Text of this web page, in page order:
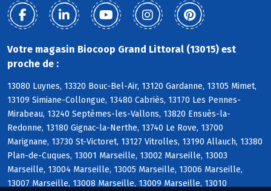
Votre magasin Biocoop Grand Littoral (13015) est
proche de :
13080 Luynes, 13320 Bouc-Bel-Air, 13120 Gardanne, 13105 Mimet,
13109 Simiane-Collongue, 13480 Cabriès, 13170 Les Pennes-
Mirabeau, 13240 Septèmes-les-Vallons, 13820 Ensuès-la-
Redonne, 13180 Gignac-la-Nerthe, 13740 Le Rove, 13700
Marignane, 13730 St-Victoret, 13127 Vitrolles, 13190 Allauch, 13380
Plan-de-Cuques, 13001 Marseille, 13002 Marseille, 13003
Marseille, 13004 Marseille, 13005 Marseille, 13006 Marseille,
13007 Marseille, 13008 Marseille, 13009 Marseille, 13010